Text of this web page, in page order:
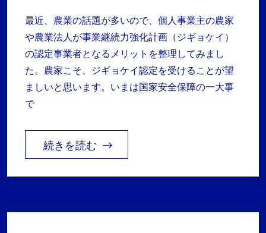
最近、農業の話題が多いので、個人事業主の農家
や農業法人が事業継続力強化計画（ジギョケイ）
の認定事業者となるメリットを整理してみまし
た。農家こそ、ジギョケイ認定を受けることが望
ましいと思います。いまは国家安全保障の一大事
で
続きを読む